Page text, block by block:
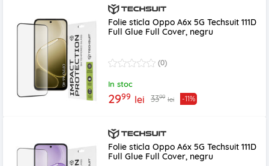
Folie sticla Oppo A6x 5G Techsuit 111D
Full Glue Full Cover, negru
(0)
In stoc
2999 lei 3399 lei -11%
Folie sticla Oppo A6x 5G Techsuit 111D
Full Glue Full Cover, negru